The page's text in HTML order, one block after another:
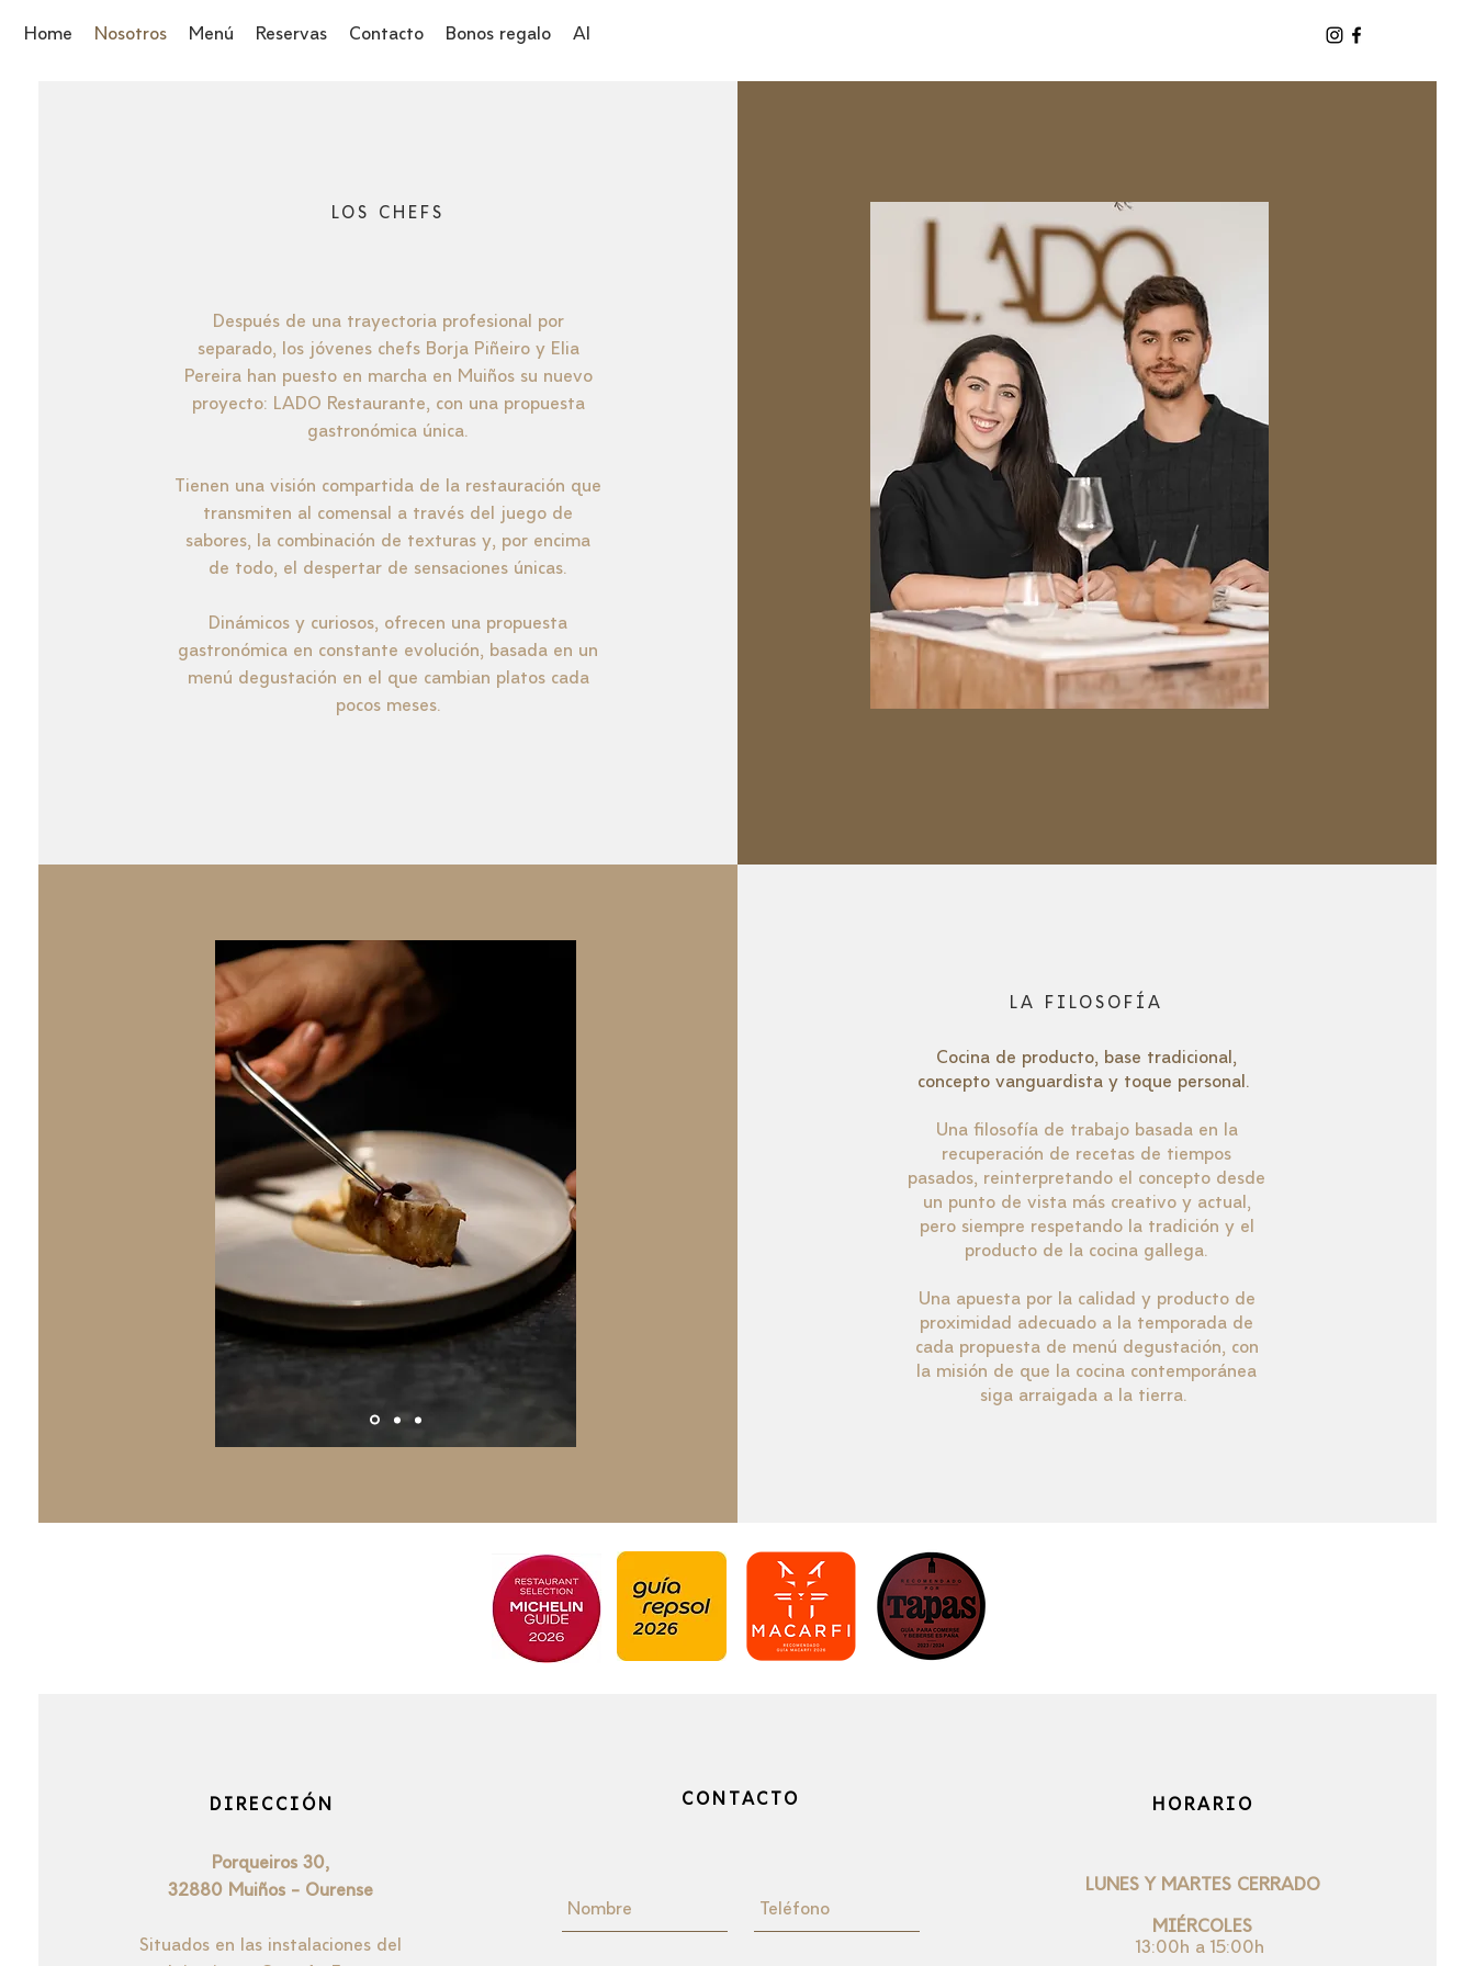
Home Nosotros Menú Reservas Contacto Bonos regalo Alojamiento
LOS CHEFS
Después de una trayectoria profesional por
separado, los jóvenes chefs Borja Piñeiro y Elia
Pereira han puesto en marcha en Muiños su nuevo
proyecto: LADO Restaurante, con una propuesta
gastronómica única.
Tienen una visión compartida de la restauración que
transmiten al comensal a través del juego de
sabores, la combinación de texturas y, por encima
de todo, el despertar de sensaciones únicas.
Dinámicos y curiosos, ofrecen una propuesta
gastronómica en constante evolución, basada en un
menú degustación en el que cambian platos cada
pocos meses.
LA FILOSOFÍA
Cocina de producto, base tradicional,
concepto vanguardista y toque personal.
Una filosofía de trabajo basada en la
recuperación de recetas de tiempos
pasados, reinterpretando el concepto desde
un punto de vista más creativo y actual,
pero siempre respetando la tradición y el
producto de la cocina gallega.
Una apuesta por la calidad y producto de
proximidad adecuado a la temporada de
cada propuesta de menú degustación, con
la misión de que la cocina contemporánea
siga arraigada a la tierra.
DIRECCIÓN
Porqueiros 30,
32880 Muiños - Ourense
Situados en las instalaciones del
CONTACTO HORARIO
LUNES Y MARTES CERRADO
MIÉRCOLES
13:00h a 15:00h